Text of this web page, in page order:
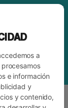
a
e información
y
y contenido,